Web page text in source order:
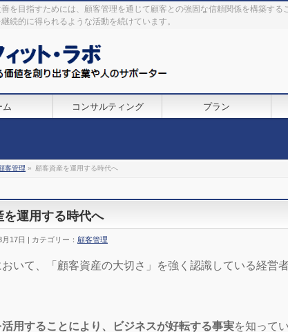
を目指すためには、顧客管理を通じて顧客との強固な信頼関係を構築す
続的に得られるような活動を続けています。
ム コンサルティング プラン
客管理 » 顧客資産を運用する時代へ
を運用する時代へ
17日 | カテゴリー： 顧客管理
おいて、「顧客資産の大切さ」を強く認識している経営者
用することにより、ビジネスが好転する事実を知って